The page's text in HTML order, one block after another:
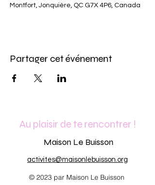
Montfort, Jonquière, QC G7X 4P6, Canada
Partager cet événement
Au plaisir de te rencontrer !
Maison Le Buisson
activites@maisonlebuisson.org
© 2023 par Maison Le Buisson